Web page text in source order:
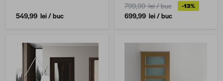
549,99 lei/ buc
799,99 lei/ buc -13%
699,99 lei/ buc